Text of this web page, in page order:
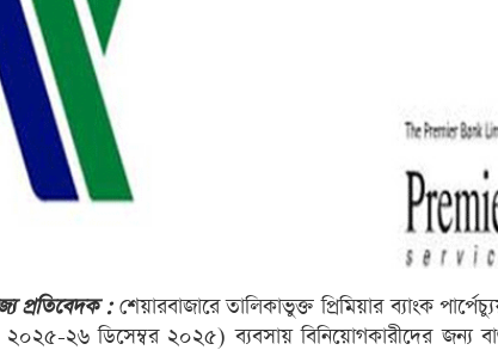
প্রতিবেদক :শেয়ারবাজারে তালিকাভুক্ত প্রিমিয়ার ব্যাংক
২৬ ডিসেম্বর ২০২৫) ব্যবসায় বিনিয়োগকারীদের জন্য